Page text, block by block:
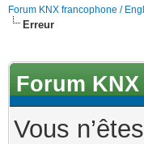
Forum KNX francophone /
Erreur
Forum
Vous